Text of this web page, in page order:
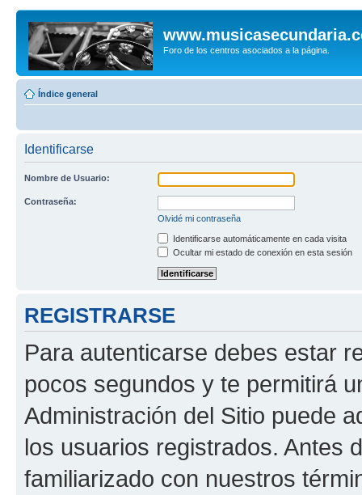
Foro de los centros asociados a la página.
Índice general
Identificarse
Nombre de Usuario:
Contraseña:
Olvidé mi contraseña
Identificarse automáticamente en cada visita
Ocultar mi estado de conexión en esta sesión
REGISTRARSE
Para autenticarse debes estar
pocos segundos y te permitirá
Administración del Sitio puede
los usuarios registrados. Antes
familiarizado con nuestros